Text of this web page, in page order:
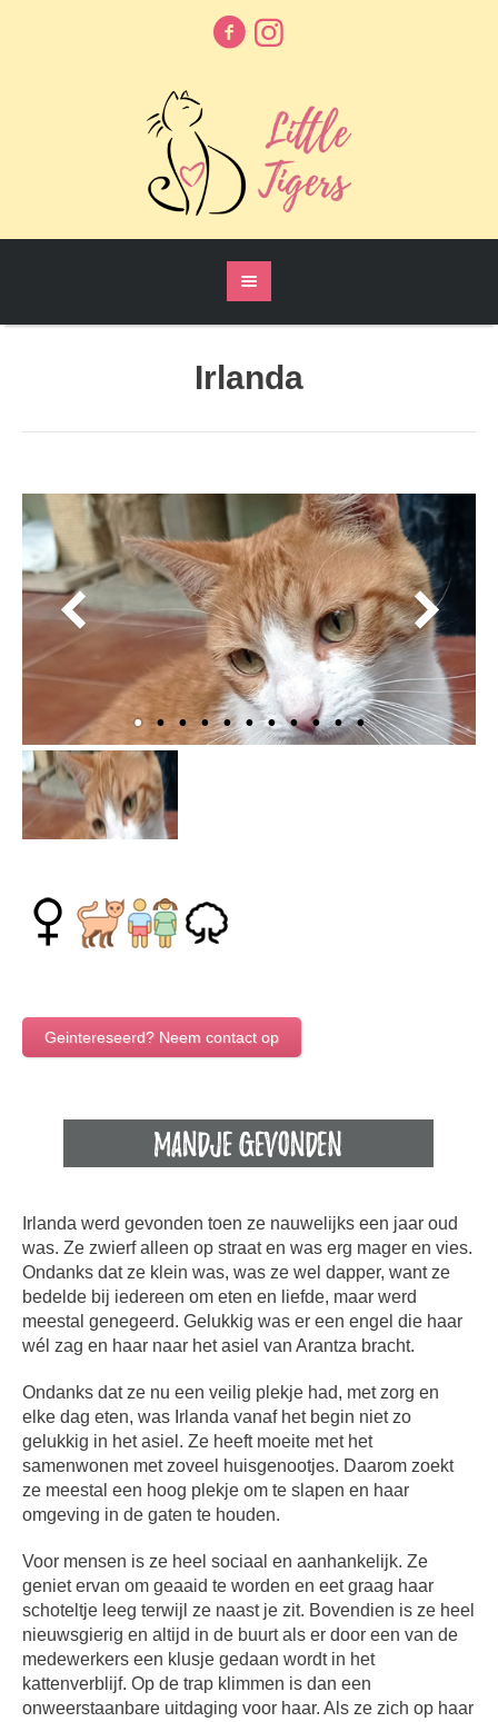
Irlanda
Geintereseerd? Neem contact op
Irlanda werd gevonden toen ze nauwelijks een jaar oud
was. Ze zwierf alleen op straat en was erg mager en vies.
Ondanks dat ze klein was, was ze wel dapper, want ze
bedelde bij iedereen om eten en liefde, maar werd
meestal genegeerd. Gelukkig was er een engel die haar
wél zag en haar naar het asiel van Arantza bracht.
Ondanks dat ze nu een veilig plekje had, met zorg en
elke dag eten, was Irlanda vanaf het begin niet zo
gelukkig in het asiel. Ze heeft moeite met het
samenwonen met zoveel huisgenootjes. Daarom zoekt
ze meestal een hoog plekje om te slapen en haar
omgeving in de gaten te houden.
Voor mensen is ze heel sociaal en aanhankelijk. Ze
geniet ervan om geaaid te worden en eet graag haar
schoteltje leeg terwijl ze naast je zit. Bovendien is ze heel
nieuwsgierig en altijd in de buurt als er door een van de
medewerkers een klusje gedaan wordt in het
kattenverblijf. Op de trap klimmen is dan een
onweerstaanbare uitdaging voor haar. Als ze zich op haar